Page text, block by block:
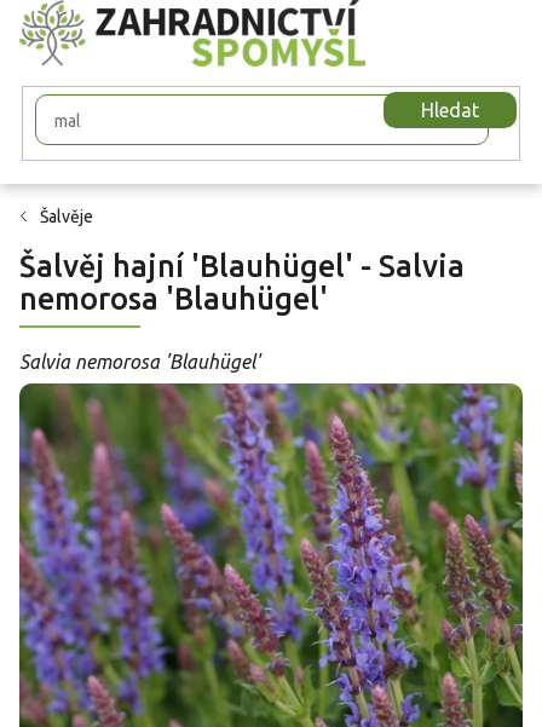
Přejít
na
obsah
Hledat
Šalvěje
Šalvěj hajní 'Blauhügel' - Salvia
nemorosa 'Blauhügel'
Salvia nemorosa 'Blauhügel'